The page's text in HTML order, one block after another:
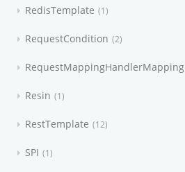
RedisTemplate 1
RequestCondition 2
RequestMappingHandlerMapping
Resin 1
RestTemplate 12
SPI 1